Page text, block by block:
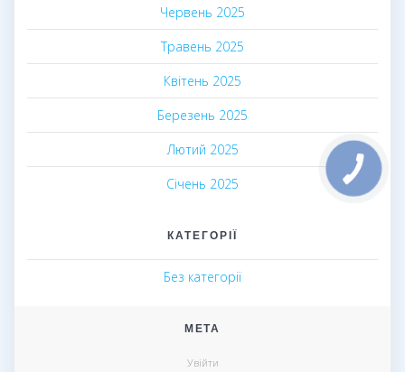
Червень 2025
Травень 2025
Квітень 2025
Березень 2025
Лютий 2025
Січень 2025
КАТЕГОРІЇ
Без категорії
МЕТА
Увійти